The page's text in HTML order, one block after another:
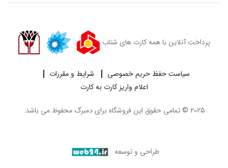
پرداخت آنلاین با همه کارت های شتاب
سیاست حفظ حریم خصوصی
شرایط و مقررات
اعلام واریز کارت به کارت
2025 © تمامی حقوق این فروشگاه برای دمبرگ محفوظ می باشد.
طراحی و توسعه